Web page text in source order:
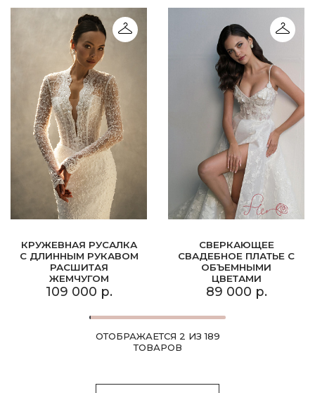
КРУЖЕВНАЯ РУСАЛКА
С ДЛИННЫМ РУКАВОМ
РАСШИТАЯ
ЖЕМЧУГОМ
109 000 р.
СВЕРКАЮЩЕЕ
СВАДЕБНОЕ ПЛАТЬЕ С
ОБЪЕМНЫМИ
ЦВЕТАМИ
89 000 р.
ОТОБРАЖАЕТСЯ 2 ИЗ 189
ТОВАРОВ